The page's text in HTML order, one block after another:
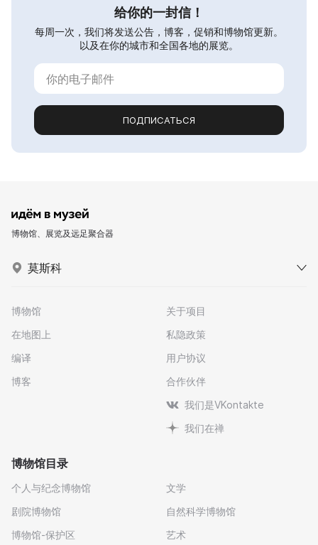
给你的一封信！
每周一次，我们将发送公告，博客，促销和博物馆更新。
以及在你的城市和全国各地的展览。
ПОДПИСАТЬСЯ
博物馆、展览及远足聚合器
莫斯科
博物馆
在地图上
编译
博客
关于项目
私隐政策
用户协议
合作伙伴
我们是VKontakte
我们在禅
博物馆目录
个人与纪念博物馆
剧院博物馆
博物馆-保护区
文学
自然科学博物馆
艺术